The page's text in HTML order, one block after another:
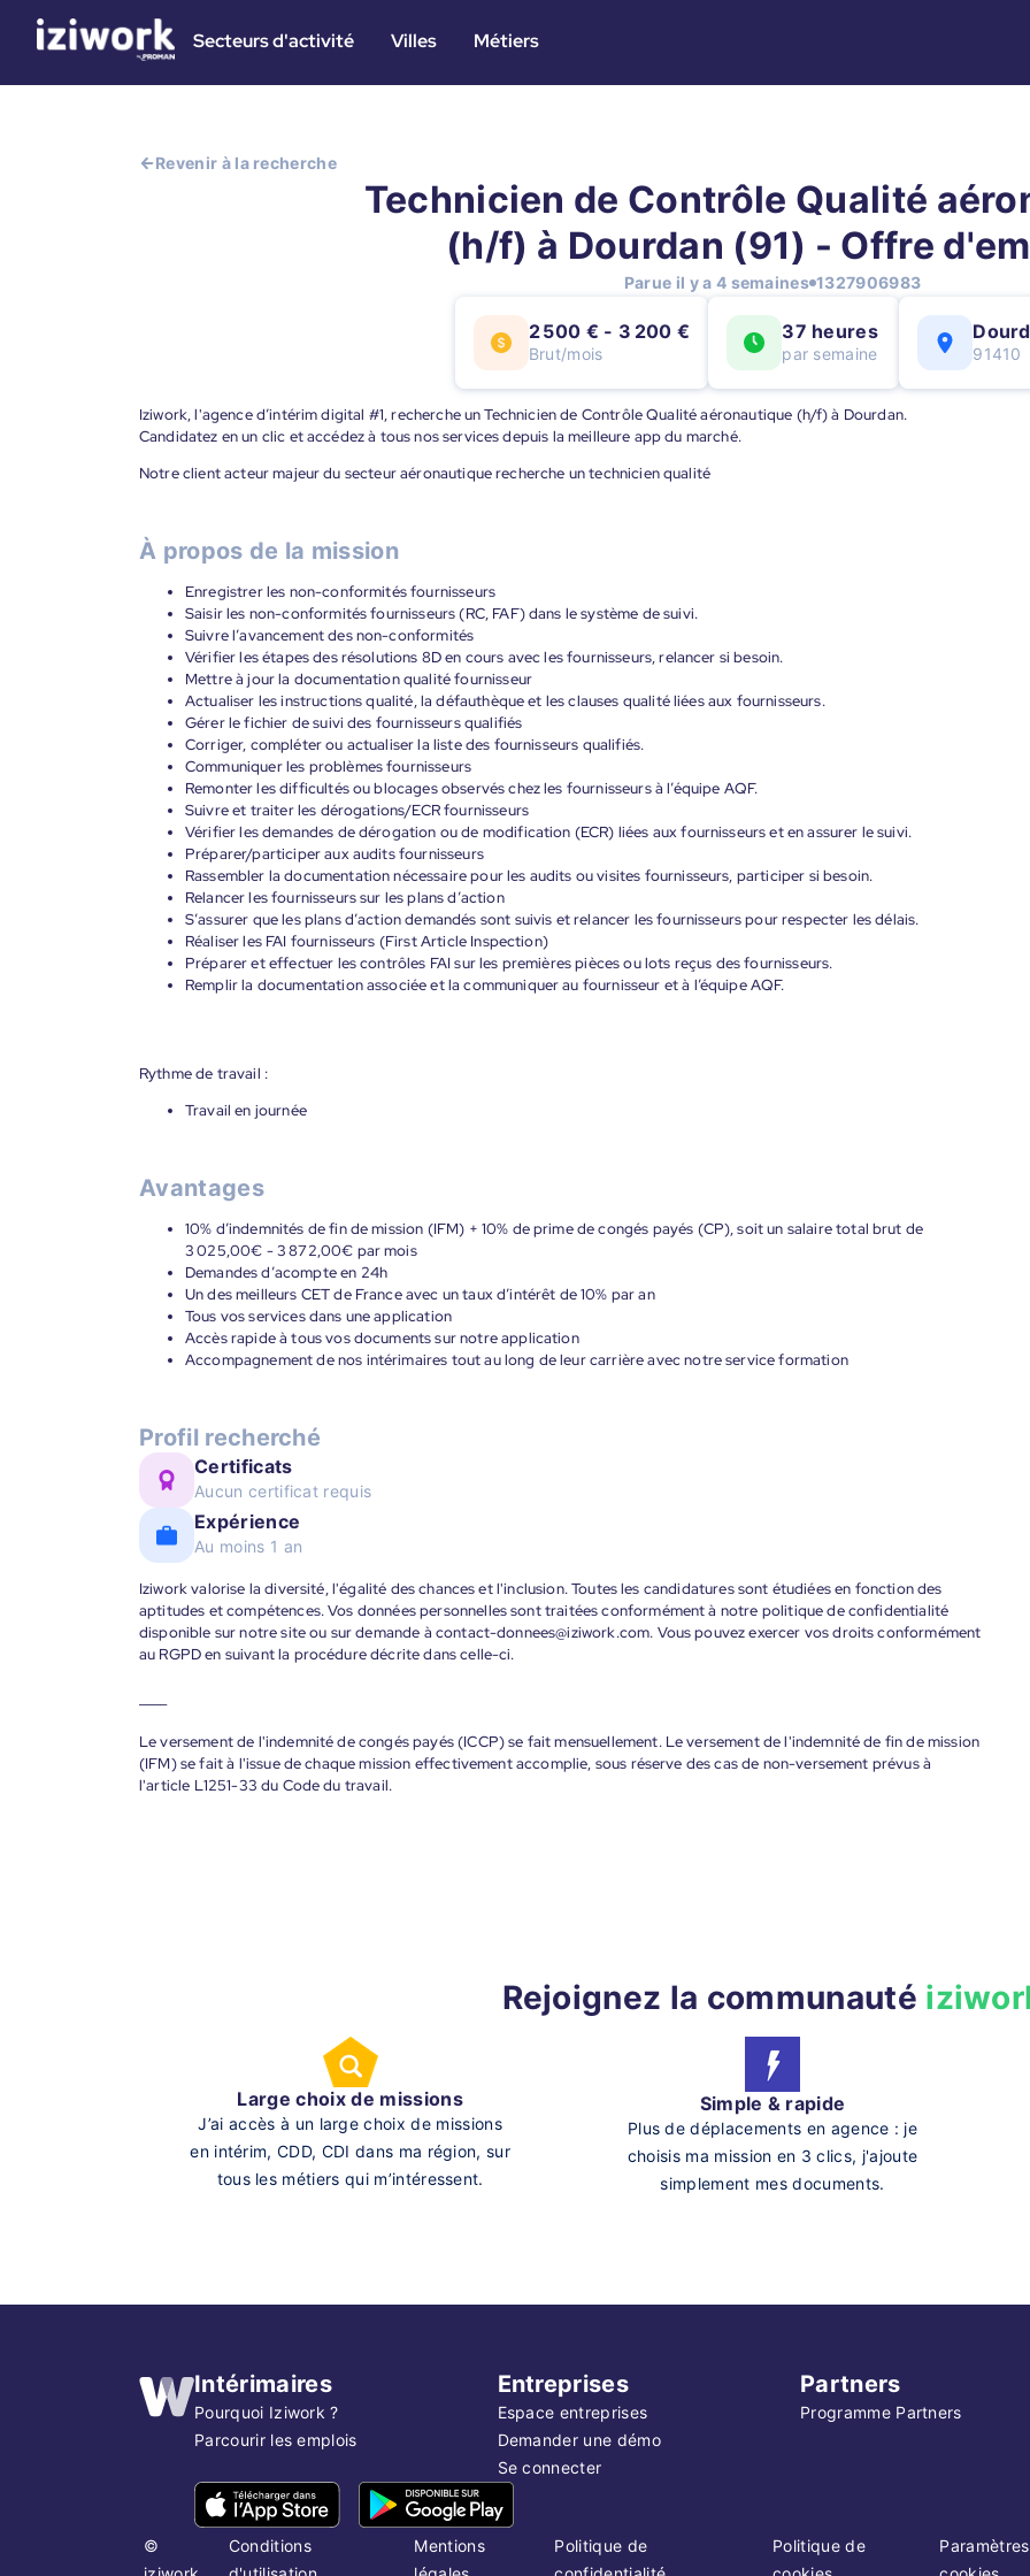
Secteurs d'activité Villes Métiers
Revenir à la recherche
Technicien de Contrôle Qualité
(h/f) à Dourdan (91) - Offre
Parue il y a 4 semaines 1327906983
2 500 € - 3 200 €
Brut/mois
37 heures
par semaine 91410
Iziwork, l'agence d’intérim digital #1, recherche un Technicien de Contrôle Qualité aéronautique (h/f) à Dourdan.
Candidatez en un clic et accédez à tous nos services depuis la meilleure app du marché.
Notre client acteur majeur du secteur aéronautique recherche un technicien qualité
À propos de la mission
Enregistrer les non-conformités fournisseurs
Saisir les non-conformités fournisseurs (RC, FAF) dans le système de suivi.
Suivre l’avancement des non-conformités
Vérifier les étapes des résolutions 8D en cours avec les fournisseurs, relancer si besoin.
Mettre à jour la documentation qualité fournisseur
Actualiser les instructions qualité, la défauthèque et les clauses qualité liées aux fournisseurs.
Gérer le fichier de suivi des fournisseurs qualifiés
Corriger, compléter ou actualiser la liste des fournisseurs qualifiés.
Communiquer les problèmes fournisseurs
Remonter les difficultés ou blocages observés chez les fournisseurs à l’équipe AQF.
Suivre et traiter les dérogations/ECR fournisseurs
Vérifier les demandes de dérogation ou de modification (ECR) liées aux fournisseurs et en assurer le suivi.
Préparer/participer aux audits fournisseurs
Rassembler la documentation nécessaire pour les audits ou visites fournisseurs, participer si besoin.
Relancer les fournisseurs sur les plans d’action
S’assurer que les plans d’action demandés sont suivis et relancer les fournisseurs pour respecter les délais.
Réaliser les FAI fournisseurs (First Article Inspection)
Préparer et effectuer les contrôles FAI sur les premières pièces ou lots reçus des fournisseurs.
Remplir la documentation associée et la communiquer au fournisseur et à l’équipe AQF.
Rythme de travail :
Travail en journée
Avantages
10% d’indemnités de fin de mission (IFM) + 10% de prime de congés payés (CP), soit un salaire total brut de
3 025,00€ - 3 872,00€ par mois
Demandes d’acompte en 24h
Un des meilleurs CET de France avec un taux d’intérêt de 10% par an
Tous vos services dans une application
Accès rapide à tous vos documents sur notre application
Accompagnement de nos intérimaires tout au long de leur carrière avec notre service formation
Profil recherché
Certificats
Aucun certificat requis
Expérience
Au moins 1 an
Iziwork valorise la diversité, l'égalité des chances et l'inclusion. Toutes les candidatures sont étudiées en fonction des
aptitudes et compétences. Vos données personnelles sont traitées conformément à notre politique de confidentialité
disponible sur notre site ou sur demande à contact-donnees@iziwork.com. Vous pouvez exercer vos droits conformément
au RGPD en suivant la procédure décrite dans celle-ci.
Le versement de l'indemnité de congés payés (ICCP) se fait mensuellement. Le versement de l'indemnité de fin de mission
(IFM) se fait à l'issue de chaque mission effectivement accomplie, sous réserve des cas de non-versement prévus à
l'article L1251-33 du Code du travail.
Rejoignez la communauté
Large choix de missions
J’ai accès à un large choix de missions
en intérim, CDD, CDI dans ma région, sur
tous les métiers qui m’intéressent.
Simple & rapide
Plus de déplacements en agence : je
choisis ma mission en 3 clics, j'ajoute
simplement mes documents.
Intérimaires
Pourquoi Iziwork ?
Parcourir les emplois
Entreprises
Espace entreprises
Demander une démo
Se connecter
Partners
Programme Partners
©
Conditions
Mentions
Politique de
Politique de